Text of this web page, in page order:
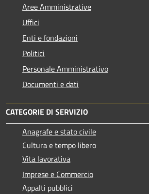
Aree Amministrative
Uffici
Enti e fondazioni
Politici
Personale Amministrativo
Documenti e dati
CATEGORIE DI SERVIZIO
Anagrafe e stato civile
Cultura e tempo libero
Vita lavorativa
Imprese e Commercio
Appalti pubblici